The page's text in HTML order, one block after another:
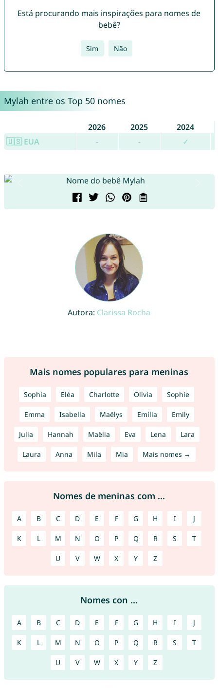
Está procurando mais inspirações para nomes de
bebê?
Sim Não
Mylah entre os Top 50 nomes
2026 2025
2024
🇺🇸 EUA
- - ✓
Autora: Clarissa Rocha
Mais nomes populares para meninas
Sophia Eléa Charlotte Olivia Sophie
Emma Isabella Maëlys Emília Emily
Julia Hannah Maëlia Eva Lena Lara
Laura Anna Mila Mia Mais nomes →
Nomes de meninas com ...
A B C D E F G H I J
K L M N O P Q R S T
U V W X Y Z
Nomes con ...
A B C D E F G H I J
K L M N O P Q R S T
U V W X Y Z